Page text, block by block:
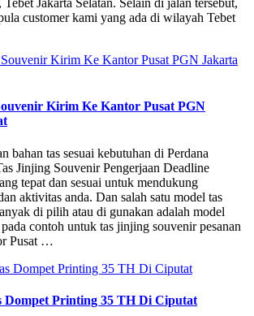
Jakarta Selatan. Selain di jalan tersebut,
customer kami yang ada di wilayah Tebet
Kirim Ke Kantor Pusat PGN
bahan tas sesuai kebutuhan di Perdana
Jinjing Souvenir Pengerjaan Deadline
tepat dan sesuai untuk mendukung
aktivitas anda. Dan salah satu model tas
di pilih atau di gunakan adalah model
contoh untuk tas jinjing souvenir pesanan
Pusat …
Dompet Printing 35 TH Di Ciputat